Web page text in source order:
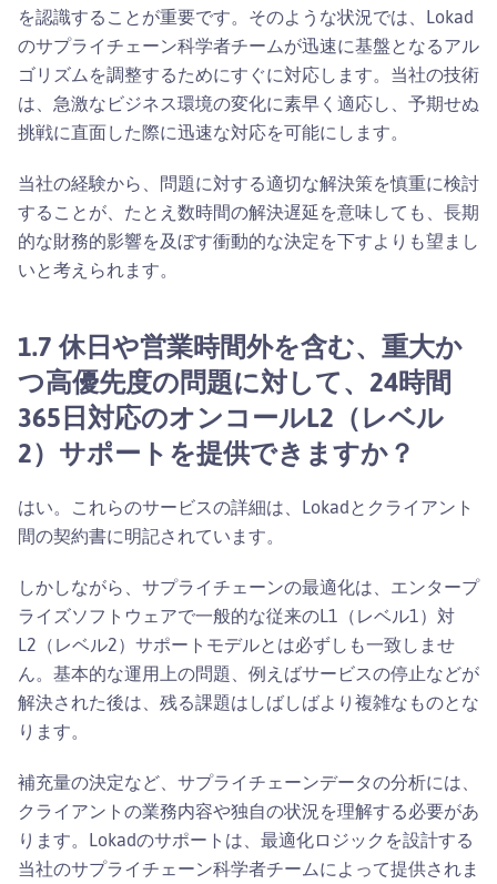
を認識することが重要です。そのような状況では、Lokad
のサプライチェーン科学者チームが迅速に基盤となるアル
ゴリズムを調整するためにすぐに対応します。当社の技術
は、急激なビジネス環境の変化に素早く適応し、予期せぬ
挑戦に直面した際に迅速な対応を可能にします。
当社の経験から、問題に対する適切な解決策を慎重に検討
することが、たとえ数時間の解決遅延を意味しても、長期
的な財務的影響を及ぼす衝動的な決定を下すよりも望まし
いと考えられます。
1.7 休日や営業時間外を含む、重大か
つ高優先度の問題に対して、24時間
365日対応のオンコールL2（レベル
2）サポートを提供できますか？
はい。これらのサービスの詳細は、Lokadとクライアント
間の契約書に明記されています。
しかしながら、サプライチェーンの最適化は、エンタープ
ライズソフトウェアで一般的な従来のL1（レベル1）対
L2（レベル2）サポートモデルとは必ずしも一致しませ
ん。基本的な運用上の問題、例えばサービスの停止などが
解決された後は、残る課題はしばしばより複雑なものとな
ります。
補充量の決定など、サプライチェーンデータの分析には、
クライアントの業務内容や独自の状況を理解する必要があ
ります。Lokadのサポートは、最適化ロジックを設計する
当社のサプライチェーン科学者チームによって提供されま